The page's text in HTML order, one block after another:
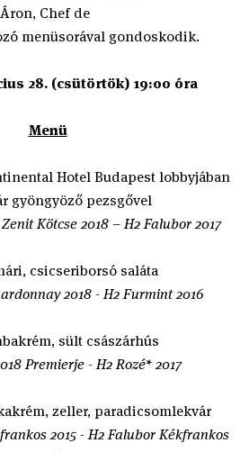
Chef de
menüsorával gondoskodik.
28. (csütörtök) 19:00 óra
Menü
Hotel Budapest lobbyjában
gyöngyöző pezsgővel
Kötcse 2018 – H2 Falubor 2017
csicseriborsó saláta
2018 - H2 Furmint 2016
sült császárhús
Premierje - H2 Rozé* 2017
zeller, paradicsomlekvár
2015 - H2 Falubor Kékfrankos